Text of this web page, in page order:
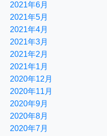
2021年6月
2021年5月
2021年4月
2021年3月
2021年2月
2021年1月
2020年12月
2020年11月
2020年9月
2020年8月
2020年7月